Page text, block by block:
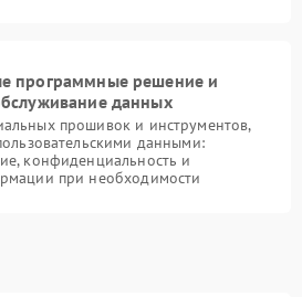
программные решение и
данных
прошивок и инструментов,
данными:
конфиденциальность и
при необходимости